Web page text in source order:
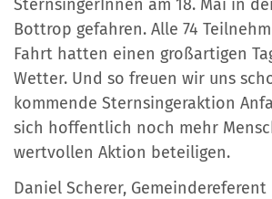
SternsingerInnen am 18. Mai in
Bottrop gefahren. Alle 74
Fahrt hatten einen großartigen
Wetter. Und so freuen wir uns
kommende Sternsingeraktion
sich hoffentlich noch mehr
wertvollen Aktion beteiligen.
Daniel Scherer, Gemeindereferent